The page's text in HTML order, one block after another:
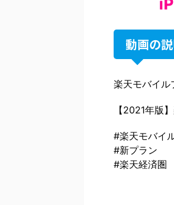
動画の
楽天モバイル
【2021年版
#楽天モバイ
#新プラン
#楽天経済圏